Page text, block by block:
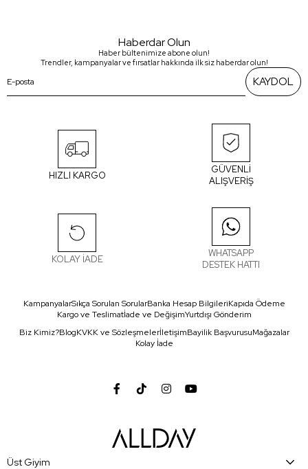
Haberdar Olun
Haber bültenimize abone olun!
Trendler, kampanyalar ve fırsatlar hakkında ilk siz haberdar olun!
KAYDOL
HIZLI KARGO
GÜVENLİ
ALIŞVERİŞ
KOLAY İADE
WHATSAPP
DESTEK HATTI
KampanyalarSıkça Sorulan SorularBanka Hesap BilgileriKapıda Ödeme
Kargo ve Teslimatİade ve DeğişimYurtdışı Gönderim
Biz Kimiz?BlogKVKK ve SözleşmelerİletişimBayilik BaşvurusuMağazalar
Kolay İade
Üst Giyim